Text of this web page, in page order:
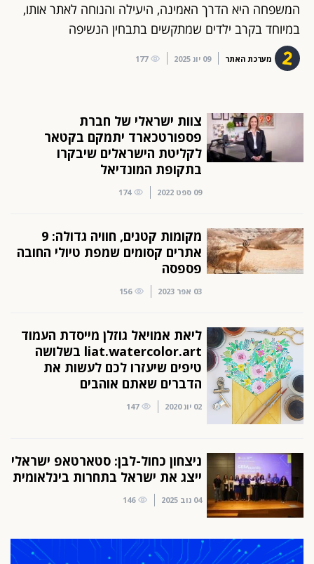
המשפחה היא הדרך האמינה, היעילה והנוחה לאתר אותו,
במיוחד בקרב ילדים שמתקשים בתבחין הנשיפה
מערכת האתר 09 יונ 2025 177
צוות ישראלי של חברת
פספורטכארד יתמקם בקטאר
לקליטת הישראלים שיבקרו
בתקופת המונדיאל
09 ספט 2022 174
מקומות קטנים, חוויה גדולה: 9
אתרים קסומים שמפת טיולי החובה
פספסה
03 אפר 2023 156
ליאת אמויאל גוזלן מייסדת העמוד
liat.watercolor.art בשלושה
טיפים שיעזרו לכם לעשות את
הדברים שאתם אוהבים
02 יונ 2020 147
ניצחון כחול-לבן: סטארטאפ ישראלי
ייצג את ישראל בתחרות בינלאומית
04 נוב 2025 146